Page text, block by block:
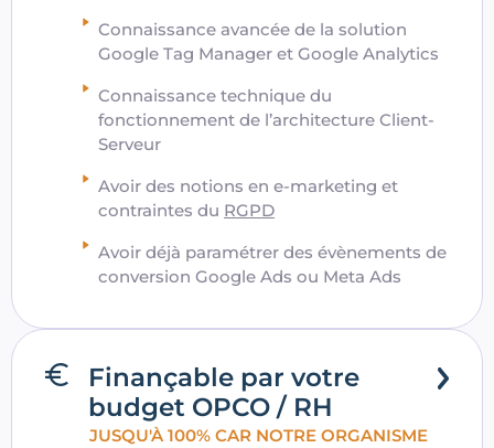
Connaissance avancée de la solution
Google Tag Manager et Google Analytics
Connaissance technique du
fonctionnement de l’architecture Client-
Serveur
Avoir des notions en e-marketing et
contraintes du RGPD
Avoir déjà paramétrer des évènements de
conversion Google Ads ou Meta Ads
Finançable par votre
budget OPCO / RH
JUSQU'À 100% CAR NOTRE ORGANISME